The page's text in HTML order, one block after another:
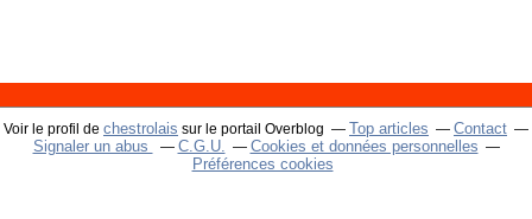
Voir le profil de chestrolais sur le portail Overblog Top articles
Contact
Signaler un abus
C.G.U.
Cookies et données personnelles
Préférences cookies